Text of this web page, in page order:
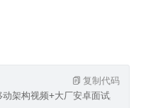
架构视频+大厂安卓面试真题+
复制代码